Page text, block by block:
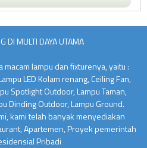
DI MULTI DAYA UTAMA
lampu dan fixturenya, yaitu :
LED Kolam renang, Ceiling Fan,
Spotlight Outdoor, Lampu Taman,
Dinding Outdoor, Lampu Ground.
kami telah banyak menyediakan
Apartemen, Proyek pemerintah
Pribadi